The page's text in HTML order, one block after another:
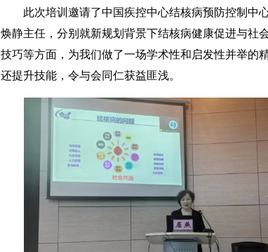
此次培训邀请了中国疾控中心结核病预防控制中
焕静主任，分别就新规划背景下结核病健康促进与社
技巧等方面，为我们做了一场学术性和启发性并举的
还提升技能，令与会同仁获益匪浅。